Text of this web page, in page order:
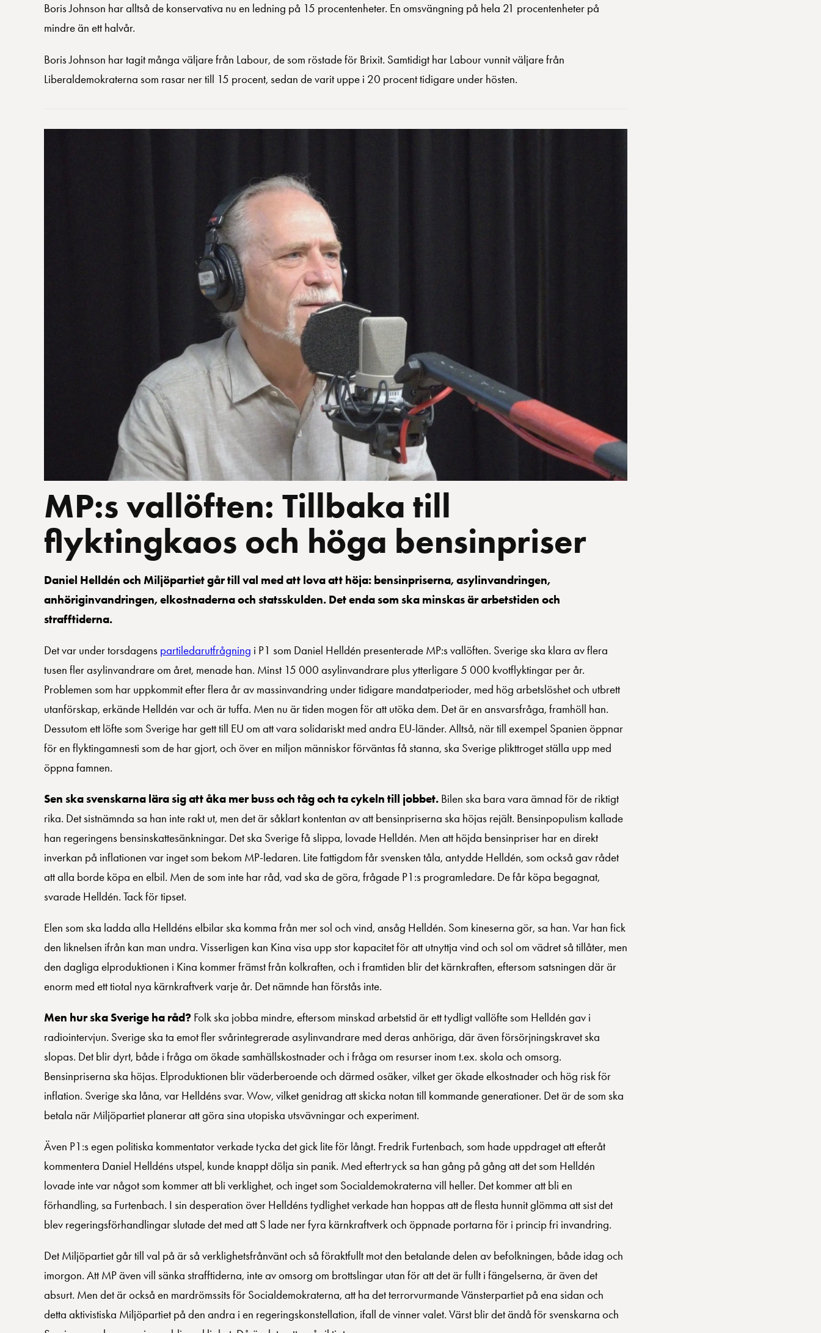
Boris Johnson har alltså de konservativa nu en ledning på 15 procentenheter. En omsvängning på hela 21 procentenheter på
mindre än ett halvår.
Boris Johnson har tagit många väljare från Labour, de som röstade för Brixit. Samtidigt har Labour vunnit väljare från
Liberaldemokraterna som rasar ner till 15 procent, sedan de varit uppe i 20 procent tidigare under hösten.
MP:s vallöften: Tillbaka till
flyktingkaos och höga bensinpriser
Daniel Helldén och Miljöpartiet går till val med att lova att höja: bensinpriserna, asylinvandringen,
anhöriginvandringen, elkostnaderna och statsskulden. Det enda som ska minskas är arbetstiden och
strafftiderna.
Det var under torsdagens partiledarutfrågning i P1 som Daniel Helldén presenterade MP:s vallöften. Sverige ska klara av flera
tusen fler asylinvandrare om året, menade han. Minst 15 000 asylinvandrare plus ytterligare 5 000 kvotflyktingar per år.
Problemen som har uppkommit efter flera år av massinvandring under tidigare mandatperioder, med hög arbetslöshet och utbrett
utanförskap, erkände Helldén var och är tuffa. Men nu är tiden mogen för att utöka dem. Det är en ansvarsfråga, framhöll han.
Dessutom ett löfte som Sverige har gett till EU om att vara solidariskt med andra EU-länder. Alltså, när till exempel Spanien öppnar
för en flyktingamnesti som de har gjort, och över en miljon människor förväntas få stanna, ska Sverige plikttroget ställa upp med
öppna famnen.
Sen ska svenskarna lära sig att åka mer buss och tåg och ta cykeln till jobbet. Bilen ska bara vara ämnad för de riktigt
rika. Det sistnämnda sa han inte rakt ut, men det är såklart kontentan av att bensinpriserna ska höjas rejält. Bensinpopulism kallade
han regeringens bensinskattesänkningar. Det ska Sverige få slippa, lovade Helldén. Men att höjda bensinpriser har en direkt
inverkan på inflationen var inget som bekom MP-ledaren. Lite fattigdom får svensken tåla, antydde Helldén, som också gav rådet
att alla borde köpa en elbil. Men de som inte har råd, vad ska de göra, frågade P1:s programledare. De får köpa begagnat,
svarade Helldén. Tack för tipset.
Elen som ska ladda alla Helldéns elbilar ska komma från mer sol och vind, ansåg Helldén. Som kineserna gör, sa han. Var han fick
den liknelsen ifrån kan man undra. Visserligen kan Kina visa upp stor kapacitet för att utnyttja vind och sol om vädret så tillåter, men
den dagliga elproduktionen i Kina kommer främst från kolkraften, och i framtiden blir det kärnkraften, eftersom satsningen där är
enorm med ett tiotal nya kärnkraftverk varje år. Det nämnde han förstås inte.
Men hur ska Sverige ha råd? Folk ska jobba mindre, eftersom minskad arbetstid är ett tydligt vallöfte som Helldén gav i
radiointervjun. Sverige ska ta emot fler svårintegrerade asylinvandrare med deras anhöriga, där även försörjningskravet ska
slopas. Det blir dyrt, både i fråga om ökade samhällskostnader och i fråga om resurser inom t.ex. skola och omsorg.
Bensinpriserna ska höjas. Elproduktionen blir väderberoende och därmed osäker, vilket ger ökade elkostnader och hög risk för
inflation. Sverige ska låna, var Helldéns svar. Wow, vilket genidrag att skicka notan till kommande generationer. Det är de som ska
betala när Miljöpartiet planerar att göra sina utopiska utsvävningar och experiment.
Även P1:s egen politiska kommentator verkade tycka det gick lite för långt. Fredrik Furtenbach, som hade uppdraget att efteråt
kommentera Daniel Helldéns utspel, kunde knappt dölja sin panik. Med eftertryck sa han gång på gång att det som Helldén
lovade inte var något som kommer att bli verklighet, och inget som Socialdemokraterna vill heller. Det kommer att bli en
förhandling, sa Furtenbach. I sin desperation över Helldéns tydlighet verkade han hoppas att de flesta hunnit glömma att sist det
blev regeringsförhandlingar slutade det med att S lade ner fyra kärnkraftverk och öppnade portarna för i princip fri invandring.
Det Miljöpartiet går till val på är så verklighetsfrånvänt och så föraktfullt mot den betalande delen av befolkningen, både idag och
imorgon. Att MP även vill sänka strafftiderna, inte av omsorg om brottslingar utan för att det är fullt i fängelserna, är även det
absurt. Men det är också en mardrömssits för Socialdemokraterna, att ha det terrorvurmande Vänsterpartiet på ena sidan och
detta aktivistiska Miljöpartiet på den andra i en regeringskonstellation, ifall de vinner valet. Värst blir det ändå för svenskarna och